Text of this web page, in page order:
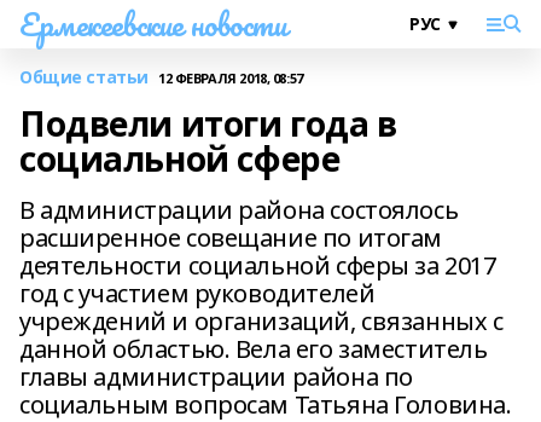
Ермекеевские новости
Общие статьи 12 ФЕВРАЛЯ 2018, 08:57
Подвели итоги года в
социальной сфере
В администрации района состоялось
расширенное совещание по итогам
деятельности социальной сферы за 2017
год с участием руководителей
учреждений и организаций, связанных с
данной областью. Вела его заместитель
главы администрации района по
социальным вопросам Татьяна Головина.